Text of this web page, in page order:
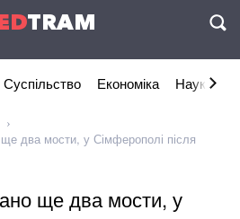
TRAM
Суспільство Економіка Наука та
два мости, у Сімферополі після
ще два мости, у